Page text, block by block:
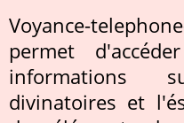
Voyance-
permet
informations
divinatoires et